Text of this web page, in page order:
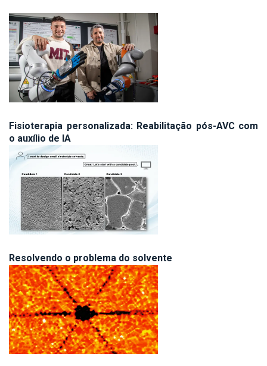
Fisioterapia personalizada: Reabilitação pós-AVC com
o auxílio de IA
Resolvendo o problema do solvente